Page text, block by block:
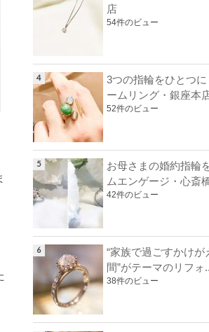
店
54件のビュー
3つの指輪をひとつに
ームリング・銀座本
52件のビュー
お母さまの婚約指輪
ムエンゲージ・心斎
42件のビュー
“家族で過ごすかけが
間”がテーマのリフォ
38件のビュー